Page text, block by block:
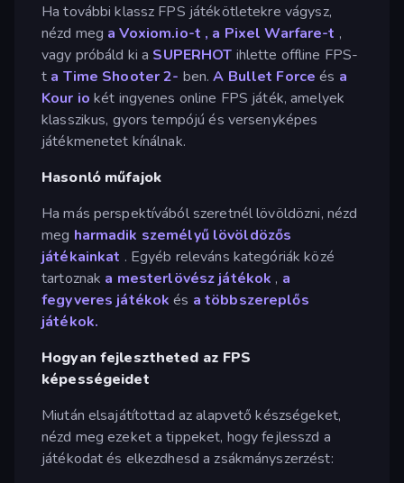
Ha további klassz FPS játékötletekre vágysz,
nézd meg a Voxiom.io-t , a Pixel Warfare-t ,
vagy próbáld ki a SUPERHOT ihlette offline FPS-
t a Time Shooter 2- ben.A Bullet Force és a
Kour io két ingyenes online FPS játék, amelyek
klasszikus, gyors tempójú és versenyképes
játékmenetet kínálnak.
Hasonló műfajok
Ha más perspektívából szeretnél lövöldözni, nézd
meg harmadik személyű lövöldözős
játékainkat . Egyéb releváns kategóriák közé
tartoznak a mesterlövész játékok , a
fegyveres játékok és a többszereplős
játékok.
Hogyan fejlesztheted az FPS
képességeidet
Miután elsajátítottad az alapvető készségeket,
nézd meg ezeket a tippeket, hogy fejlesszd a
játékodat és elkezdhesd a zsákmányszerzést: